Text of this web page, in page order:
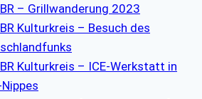
– Grillwanderung 2023
Kulturkreis – Besuch des
Kulturkreis – ICE-Werkstatt in